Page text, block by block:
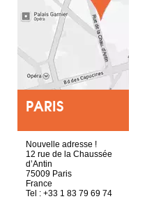
PARIS
Nouvelle adresse !
12 rue de la Chaussée
d’Antin
75009 Paris
France
Tel : +33 1 83 79 69 74